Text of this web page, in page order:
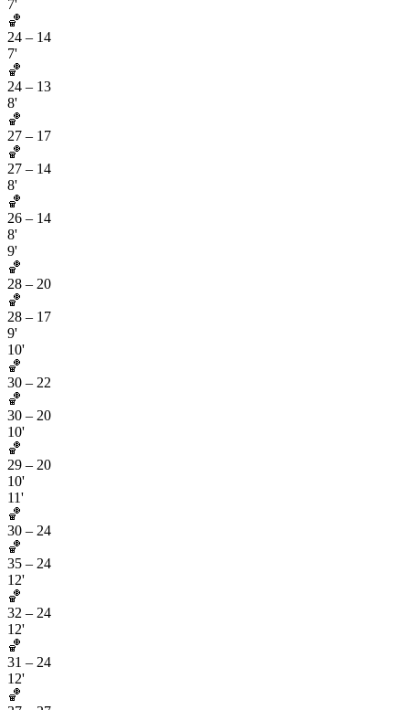
7'
🏀
24 – 14
7'
🏀
24 – 13
8'
🏀
27 – 17
🏀
27 – 14
8'
🏀
26 – 14
8'
9'
🏀
28 – 20
🏀
28 – 17
9'
10'
🏀
30 – 22
🏀
30 – 20
10'
🏀
29 – 20
10'
11'
🏀
30 – 24
🏀
35 – 24
12'
🏀
32 – 24
12'
🏀
31 – 24
12'
🏀